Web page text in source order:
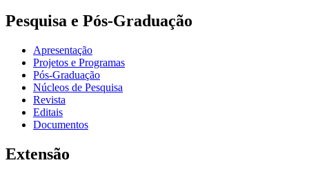
Pesquisa e Pós-Graduação
Apresentação
Projetos e Programas
Pós-Graduação
Núcleos de Pesquisa
Revista
Editais
Documentos
Extensão